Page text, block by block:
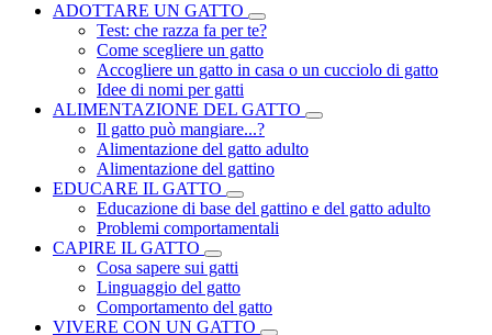
ADOTTARE UN GATTO
Test: che razza fa per te?
Come scegliere un gatto
Accogliere un gatto in casa o un cucciolo di gatto
Idee di nomi per gatti
ALIMENTAZIONE DEL GATTO
Il gatto può mangiare...?
Alimentazione del gatto adulto
Alimentazione del gattino
EDUCARE IL GATTO
Educazione di base del gattino e del gatto adulto
Problemi comportamentali
CAPIRE IL GATTO
Cosa sapere sui gatti
Linguaggio del gatto
Comportamento del gatto
VIVERE CON UN GATTO